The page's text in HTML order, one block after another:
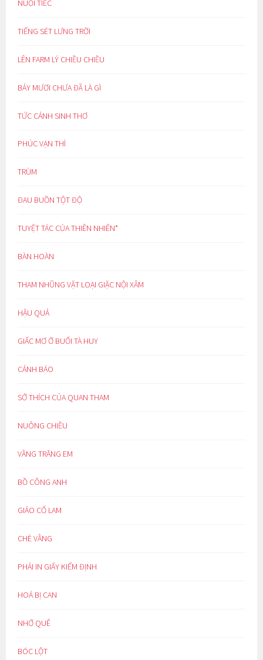
NUỐI TIẾC
TIẾNG SÉT LƯNG TRỜI
LÊN FARM LÝ CHIỀU CHIỀU
BẢY MƯƠI CHƯA ĐÃ LÀ GÌ
TỨC CẢNH SINH THƠ
PHÚC VẠN THÌ
TRÙM
ĐAU BUỒN TỘT ĐỘ
TUYỆT TÁC CỦA THIÊN NHIÊN*
BÀN HOÀN
THAM NHŨNG VẶT LOẠI GIẶC NỘI XÂM
HẬU QUẢ
GIẤC MƠ Ở BUỔI TÀ HUY
CẢNH BÁO
SỞ THÍCH CỦA QUAN THAM
NUÔNG CHIỀU
VẦNG TRĂNG EM
BỒ CÔNG ANH
GIẢO CỔ LAM
CHÈ VẰNG
PHẢI IN GIẤY KIỂM ĐỊNH
HOÁ BỊ CAN
NHỚ QUÊ
BÓC LỘT